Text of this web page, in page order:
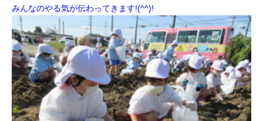
みんなのやる気が伝わってきます!(^^)!